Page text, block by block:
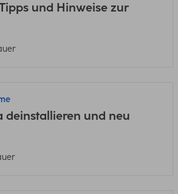
und Hinweise zur
deinstallieren und neu